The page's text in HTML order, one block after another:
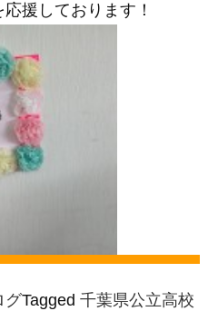
援しております！
グTagged 千葉県公立高校